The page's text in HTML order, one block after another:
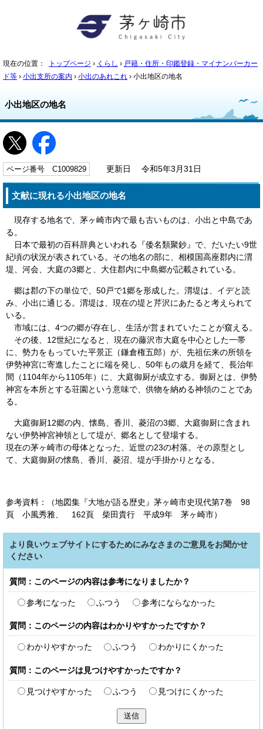
現在の位置： トップページ › くらし › 戸籍・住所・印鑑登録・マイナンバーカー
ド等 › 小出支所の案内 › 小出のあれこれ › 小出地区の地名
小出地区の地名
ページ番号 C1009829 更新日 令和5年3月31日
文献に現れる小出地区の地名
現存する地名で、茅ヶ崎市内で最も古いものは、小出と中島であ
る。
日本で最初の百科辞典といわれる『倭名類聚鈔』で、だいたい9世
紀頃の状況が表されている。その地名の部に、相模国高座郡内に渭
堤、河会、大庭の3郷と、大住郡内に中島郷が記載されている。
郷は郡の下の単位で、50戸で1郷を形成した。渭堤は、イデと読
み、小出に通じる。渭堤は、現在の堤と芹沢にあたると考えられて
いる。
市域には、4つの郷が存在し、生活が営まれていたことが窺える。
その後、12世紀になると、現在の藤沢市大庭を中心とした一帯
に、勢力をもっていた平景正（鎌倉権五郎）が、先祖伝来の所領を
伊勢神宮に寄進したことに端を発し、50年もの歳月を経て、長治年
間（1104年から1105年）に、大庭御厨が成立する。御厨とは、伊勢
神宮を本所とする荘園という意味で、供物を納める神領のことであ
る。
大庭御厨12郷の内、懐島、香川、菱沼の3郷、大庭御厨に含まれ
ない伊勢神宮神領として堤が、郷名として登場する。
現在の茅ヶ崎市の母体となった、近世の23の村落。その原型とし
て、大庭御厨の懐島、香川、菱沼、堤が手掛かりとなる。
参考資料：（地図集『大地が語る歴史』茅ヶ崎市史現代第7巻 98
頁 小風秀雅、 162頁 柴田貴行 平成9年 茅ヶ崎市）
より良いウェブサイトにするためにみなさまのご意見をお聞かせ
ください
質問：このページの内容は参考になりましたか？
参考になった ふつう 参考にならなかった
質問：このページの内容はわかりやすかったですか？
わかりやすかった ふつう わかりにくかった
質問：このページは見つけやすかったですか？
見つけやすかった ふつう 見つけにくかった
送信